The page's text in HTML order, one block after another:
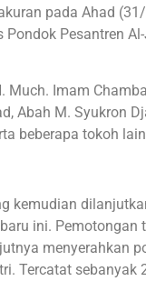
pada Ahad
Pesantren
Much. Imam
Abah M. Syukron
beberapa tokoh
kemudian
ini. Pemotongan
menyerahkan
Tercatat